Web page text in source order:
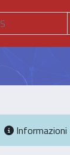
Informazioni